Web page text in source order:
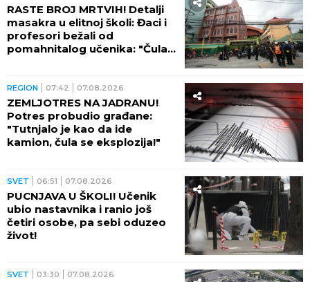
RASTE BROJ MRTVIH! Detalji
masakra u elitnoj školi: Đaci i
profesori bežali od
pomahnitalog učenika: "Čula
REGION 07:42 07.08.2026
ZEMLJOTRES NA JADRANU!
Potres probudio građane:
"Tutnjalo je kao da ide
kamion, čula se eksplozija!"
SVET 06:51 07.08.2026
PUCNJAVA U ŠKOLI! Učenik
ubio nastavnika i ranio još
četiri osobe, pa sebi oduzeo
život!
SVET 03:30 07.08.2026